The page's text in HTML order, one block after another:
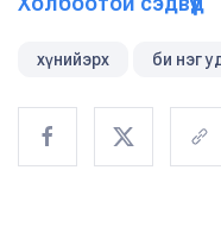
хүнийэрх би нэг